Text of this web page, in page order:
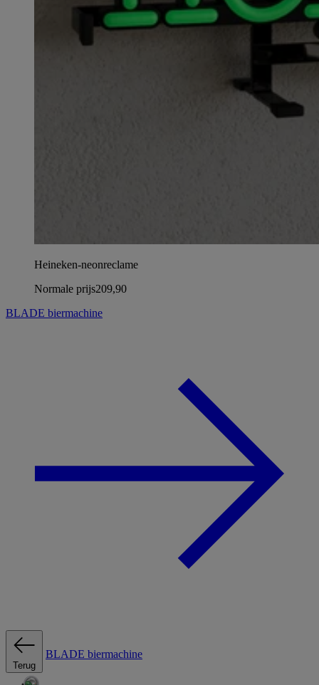
Heineken-neonreclame
Normale prijs209,90
BLADE biermachine
Terug
BLADE biermachine